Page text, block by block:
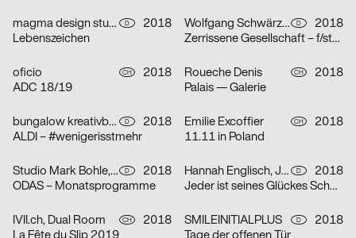
magma design studio D
2018
Lebenszeichen
Wolfgang Schwärzler D
2018
Zerrissene Gesellschaft – f/stop 2018 – 8. Festival für Fotografie Leipzig
oficio CH
2018
ADC 18/19
Roueche Denis CH
2018
Palais — Galerie
bungalow kreativbüro D
2018
ALDI – #wenigerisstmehr
Emilie Excoffier CH
2018
11.11 in Poland
Studio Mark Bohle, Nam Huynh D
2018
ODAS – Monatsprogramme
Hannah Englisch, Janni Froese D
2018
Jeder ist seines Glückes Schmied
IVII.ch, Dual Room CH
2018
SMILEINITIALPLUS D
2018